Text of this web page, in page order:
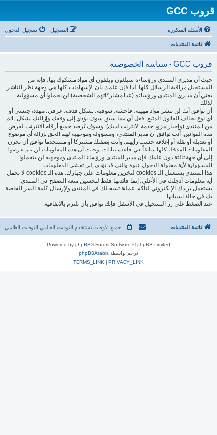
قروب GCC
الأسئلة المتكررة تسجيل الدخول التسجيل
قائمة المنتديات
قروب GCC - سياسة الخصوصية
حيث أن مديري المنتدى ورؤساءه سيلغون ويقفون أي مواد مشكوك بها، فإنه من
المستحيل مراقبة الرسائل كلها. لذا فإن علمك بأن الإسهامات كلها هي وجهة نظر الناشر
يعني أن مديري المنتدى ورؤساءه (عدا مشاركاتهم الشخصية) لن يحملوا أي مسؤولية
لذلك.
أن توافق أنك لن تنشر مواد مهينة، فاحشة، سوقية، بشكل قذف، عرقي، مهدد، جنسي أو
أي نوع يخالف القانون المتبع. فعل أي مما سبق سوف يؤدي إلى وقفك وإزالتك بشكل دائم
من المنتدى (وإخبار مزود خدمة الانترنت لديك). وسوف تُرصد جميع أرقام الانترنت لفرض
هذه القوانين. أنت توافق أن مدير المنتدى، ومسؤوله وموجهيه لهم الحق بإزالة أي موضوع
أو تعديله أو نقله أو إغلاقه حسب رأيهم. وأنت بصفتك مشتركا أو مستخدما توافق أن تخزن
المعلومات المدخلة كلها سابقاً في قاعدة بيانات. وحيث أن هذه المعلومات لن يتم عرضها
إلى أي جهة ثالثة دون علمك فإن مدير المنتدى ورؤساء المنتدى وموجهيه لن يتحملوا
المسؤولية لأية محاولة الدخول عنوة والتي قد تؤدي إلى تفشي المعلومات.
هذا المنتدى يستعمل الـ cookies لتخزين معلومات على جهازك. هذه الـ cookies لا تحمل
أية معلومات أدخِلت في الأعلى، إنما فائدتها فقط لتحسين متعة التصفح في المنتدى.
يستعمل بريدك الإلكتروني لتأكيد عملية تسجيلك في المنتدى ولإرسال كلمة السر الخاصة
بك في حالة نسيانها.
عند الضغط على زر التسجيل في الأسفل فإنك توافق بأن تلتزم بالاتفاقية.
قائمة المنتديات جميع الأوقات تستخدم التوقيت العالمي التوقيت العالمي
Powered by phpBB® Forum Software © phpBB Limited
ترجم بواسطة phpBBArabia
PRIVACY_LINK
|
TERMS_LINK